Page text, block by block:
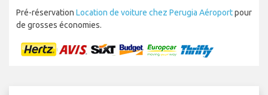
Pré-réservation Location de voiture chez Perugia Aéroportpour
de grosses économies.